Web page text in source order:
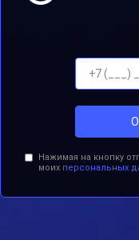
Нажимая на кнопку
моих персональных